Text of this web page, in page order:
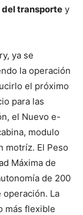
transporte y
ya se
la operación
el próximo
para las
el Nuevo e-
modulo
motríz. El Peso
Máxima de
de 200
La
más flexible